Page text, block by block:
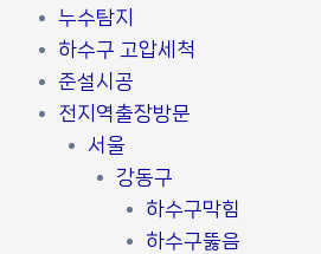
누수탐지
하수구 고압세척
준설시공
전지역출장방문
서울
강동구
하수구막힘
하수구뚫음